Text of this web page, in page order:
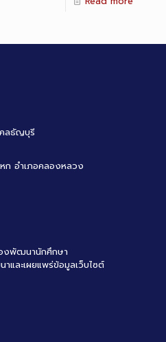
คลธัญบุรี
ก อำเภอคลองหลวง
งพัฒนานักศึกษา
และเผยแพร่ข้อมูลเว็บไซต์